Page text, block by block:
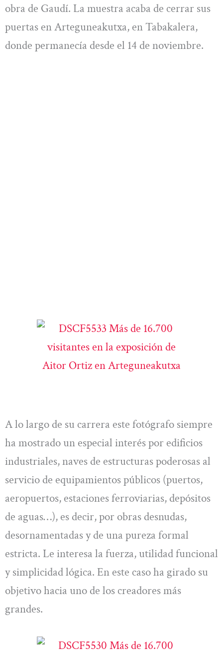
obra de Gaudí. La muestra acaba de cerrar sus
puertas en Arteguneakutxa, en Tabakalera,
donde permanecía desde el 14 de noviembre.
A lo largo de su carrera este fotógrafo siempre
ha mostrado un especial interés por edificios
industriales, naves de estructuras poderosas al
servicio de equipamientos públicos (puertos,
aeropuertos, estaciones ferroviarias, depósitos
de aguas…), es decir, por obras desnudas,
desornamentadas y de una pureza formal
estricta. Le interesa la fuerza, utilidad funcional
y simplicidad lógica. En este caso ha girado su
objetivo hacia uno de los creadores más
grandes.